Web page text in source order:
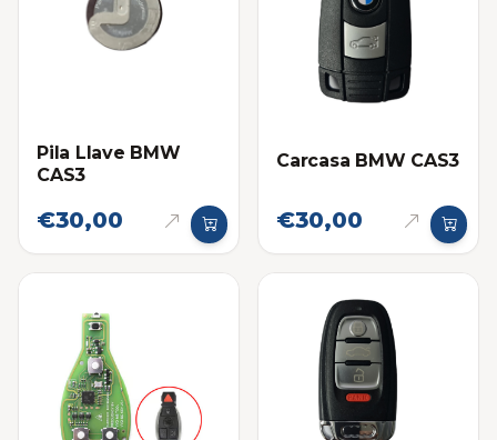
Pila Llave BMW
CAS3
€30,00
Carcasa BMW CAS3
€30,00